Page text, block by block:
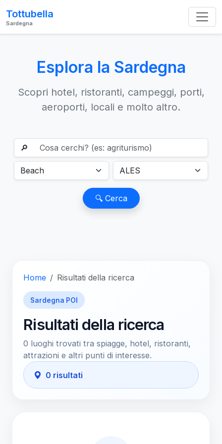
Tottubella
Sardegna
Esplora la Sardegna
Scopri hotel, ristoranti, campeggi, porti,
aeroporti, locali e molto altro.
🔎
🔍 Cerca
Home Risultati della ricerca
Sardegna POI
Risultati della ricerca
0 luoghi trovati tra spiagge, hotel, ristoranti,
attrazioni e altri punti di interesse.
0 risultati